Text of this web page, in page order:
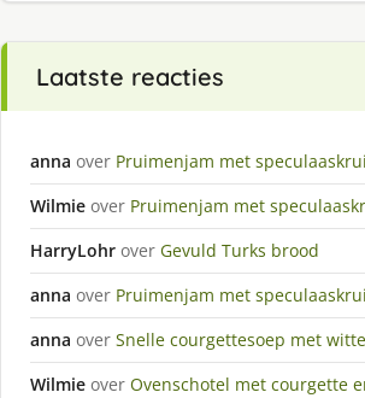
Laatste reacties
anna over Pruimenjam met
Wilmie over Pruimenjam met
HarryLohr over Gevuld Turks brood
anna over Pruimenjam met
anna over Snelle courgettesoep met
Wilmie over Ovenschotel met courgette